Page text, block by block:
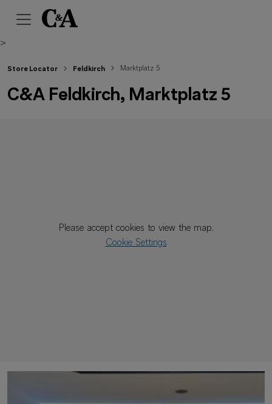
>
Please accept cookies to view the map.
Cookie Settings
Store Locator Feldkirch Marktplatz 5
C&A Feldkirch, Marktplatz 5